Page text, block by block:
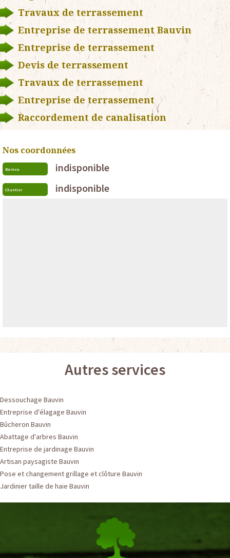
Travaux de terrassement
Entreprise de terrassement Bauvin
Entreprise de terrassement
Devis de terrassement
Travaux de terrassement
Entreprise de terrassement
Raccordement de canalisation
Nos coordonnées
Bureau indisponible
Chantier indisponible
Autres services
Dessouchage Bauvin
Entreprise d'élagage Bauvin
Bûcheron Bauvin
Abattage d'arbres Bauvin
Entreprise de jardinage Bauvin
Artisan paysagiste Bauvin
Pose et changement grillage et clôture Bauvin
Jardinier taille de haie Bauvin